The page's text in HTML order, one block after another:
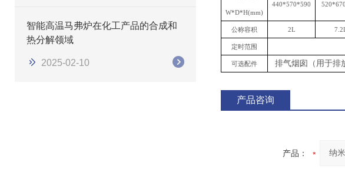
智能高温马弗炉在化工产品的合成和
热分解领域
2025-02-10
W*D*H(mm)
440*570*590
公称容积 2L
定时范围
可选配件 排气烟囱（用于排
产品咨询
产品：